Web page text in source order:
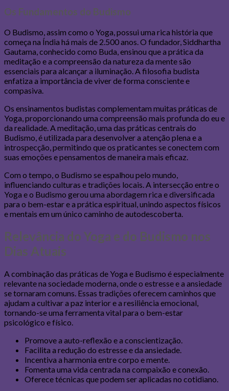
Os Fundamentos do Budismo
O Budismo, assim como o Yoga, possui uma rica história que
começa na Índia há mais de 2.500 anos. O fundador, Siddhartha
Gautama, conhecido como Buda, ensinou que a prática da
meditação e a compreensão da natureza da mente são
essenciais para alcançar a iluminação. A filosofia budista
enfatiza a importância de viver de forma consciente e
compasiva.
Os ensinamentos budistas complementam muitas práticas de
Yoga, proporcionando uma compreensão mais profunda do eu e
da realidade. A meditação, uma das práticas centrais do
Budismo, é utilizada para desenvolver a atenção plena e a
introspecção, permitindo que os praticantes se conectem com
suas emoções e pensamentos de maneira mais eficaz.
Com o tempo, o Budismo se espalhou pelo mundo,
influenciando culturas e tradições locais. A intersecção entre o
Yoga e o Budismo gerou uma abordagem rica e diversificada
para o bem-estar e a prática espiritual, unindo aspectos físicos
e mentais em um único caminho de autodescoberta.
Relevância do Yoga e do Budismo nos
Dias Atuais
A combinação das práticas de Yoga e Budismo é especialmente
relevante na sociedade moderna, onde o estresse e a ansiedade
se tornaram comuns. Essas tradições oferecem caminhos que
ajudam a cultivar a paz interior e a resiliência emocional,
tornando-se uma ferramenta vital para o bem-estar
psicológico e físico.
Promove a auto-reflexão e a conscientização.
Facilita a redução do estresse e da ansiedade.
Incentiva a harmonia entre corpo e mente.
Fomenta uma vida centrada na compaixão e conexão.
Oferece técnicas que podem ser aplicadas no cotidiano.